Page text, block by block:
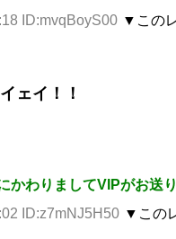
ID:mvqBoyS00 ▼この
ェイ！！
かわりましてVIPがお送
ID:z7mNJ5H50 ▼この